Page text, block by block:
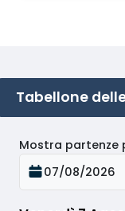
Tabellone
Mostra partenze
07/08/2026